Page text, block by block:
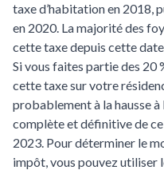
taxe d’habitation en 2018,
en 2020. La majorité des
cette taxe depuis cette
Si vous faites partie des 20
cette taxe sur votre
probablement à la hausse à
complète et définitive de
2023. Pour déterminer le
impôt, vous pouvez utiliser